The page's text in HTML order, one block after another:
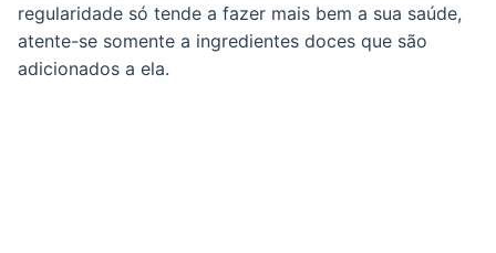
regularidade só tende a fazer mais bem a sua saúde,
atente-se somente a ingredientes doces que são
adicionados a ela.